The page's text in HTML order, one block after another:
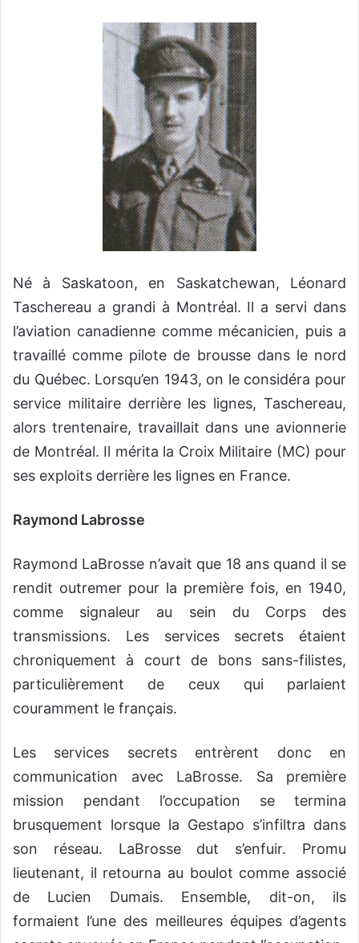
Né à Saskatoon, en Saskatchewan, Léonard
Taschereau a grandi à Montréal. Il a servi dans
l’aviation canadienne comme mécanicien, puis a
travaillé comme pilote de brousse dans le nord
du Québec. Lorsqu’en 1943, on le considéra pour
service militaire derrière les lignes, Taschereau,
alors trentenaire, travaillait dans une avionnerie
de Montréal. Il mérita la Croix Militaire (MC) pour
ses exploits derrière les lignes en France.
Raymond Labrosse
Raymond LaBrosse n’avait que 18 ans quand il se
rendit outremer pour la première fois, en 1940,
comme signaleur au sein du Corps des
transmissions. Les services secrets étaient
chroniquement à court de bons sans-filistes,
particulièrement de ceux qui parlaient
couramment le français.
Les services secrets entrèrent donc en
communication avec LaBrosse. Sa première
mission pendant l’occupation se termina
brusquement lorsque la Gestapo s’infiltra dans
son réseau. LaBrosse dut s’enfuir. Promu
lieutenant, il retourna au boulot comme associé
de Lucien Dumais. Ensemble, dit-on, ils
formaient l’une des meilleures équipes d’agents